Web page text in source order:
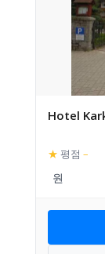
Hotel
★ 평점 –